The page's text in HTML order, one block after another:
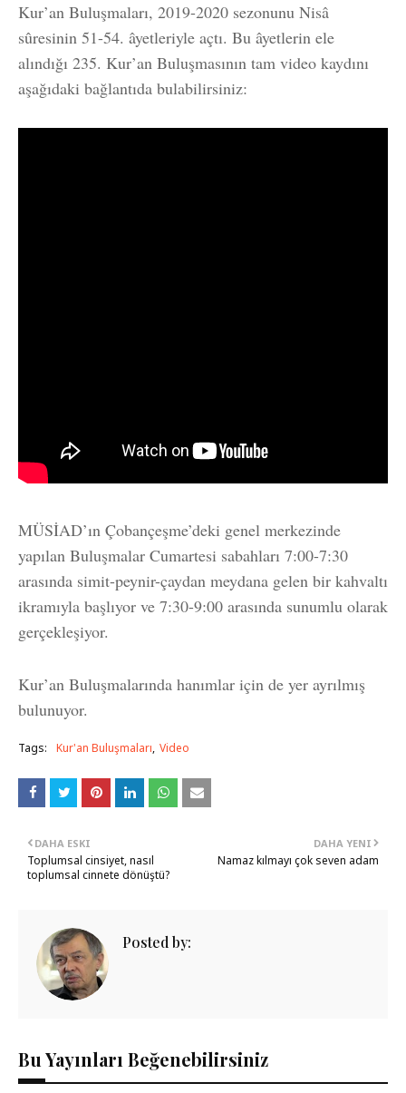
Kur’an Buluşmaları, 2019-2020 sezonunu Nisâ
sûresinin 51-54. âyetleriyle açtı. Bu âyetlerin ele
alındığı 235. Kur’an Buluşmasının tam video kaydını
aşağıdaki bağlantıda bulabilirsiniz:
MÜSİAD’ın Çobançeşme’deki genel merkezinde
yapılan Buluşmalar Cumartesi sabahları 7:00-7:30
arasında simit-peynir-çaydan meydana gelen bir kahvaltı
ikramıyla başlıyor ve 7:30-9:00 arasında sunumlu olarak
gerçekleşiyor.
Kur’an Buluşmalarında hanımlar için de yer ayrılmış
bulunuyor.
Tags: Kur'an Buluşmaları Video
DAHA YENI
Namaz kılmayı çok seven adam
DAHA ESKI
Toplumsal cinsiyet, nasıl
toplumsal cinnete dönüştü?
Posted by:
Bu Yayınları Beğenebilirsiniz